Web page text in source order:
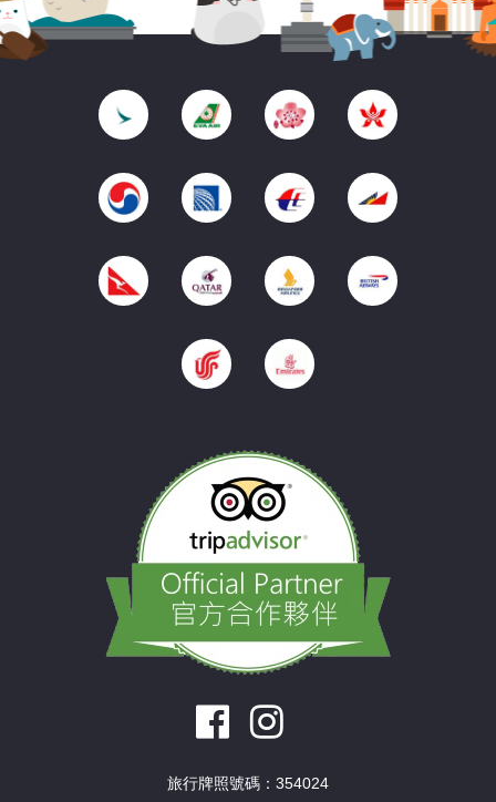
旅行牌照號碼：354024